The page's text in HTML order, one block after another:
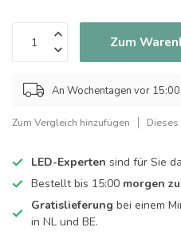
Zum
An Wochentagen vor
Zum Vergleich hinzufügen
LED-Experten sind für Sie
Bestellt bis 15:00 morgen
Gratislieferung bei einem
in NL und BE.